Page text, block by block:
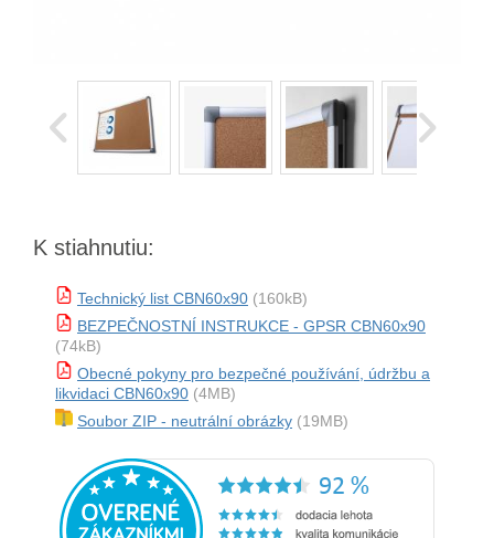
K stiahnutiu:
Technický list CBN60x90 (160kB)
BEZPEČNOSTNÍ INSTRUKCE - GPSR CBN60x90
(74kB)
Obecné pokyny pro bezpečné používání, údržbu a
likvidaci CBN60x90 (4MB)
Soubor ZIP - neutrální obrázky (19MB)